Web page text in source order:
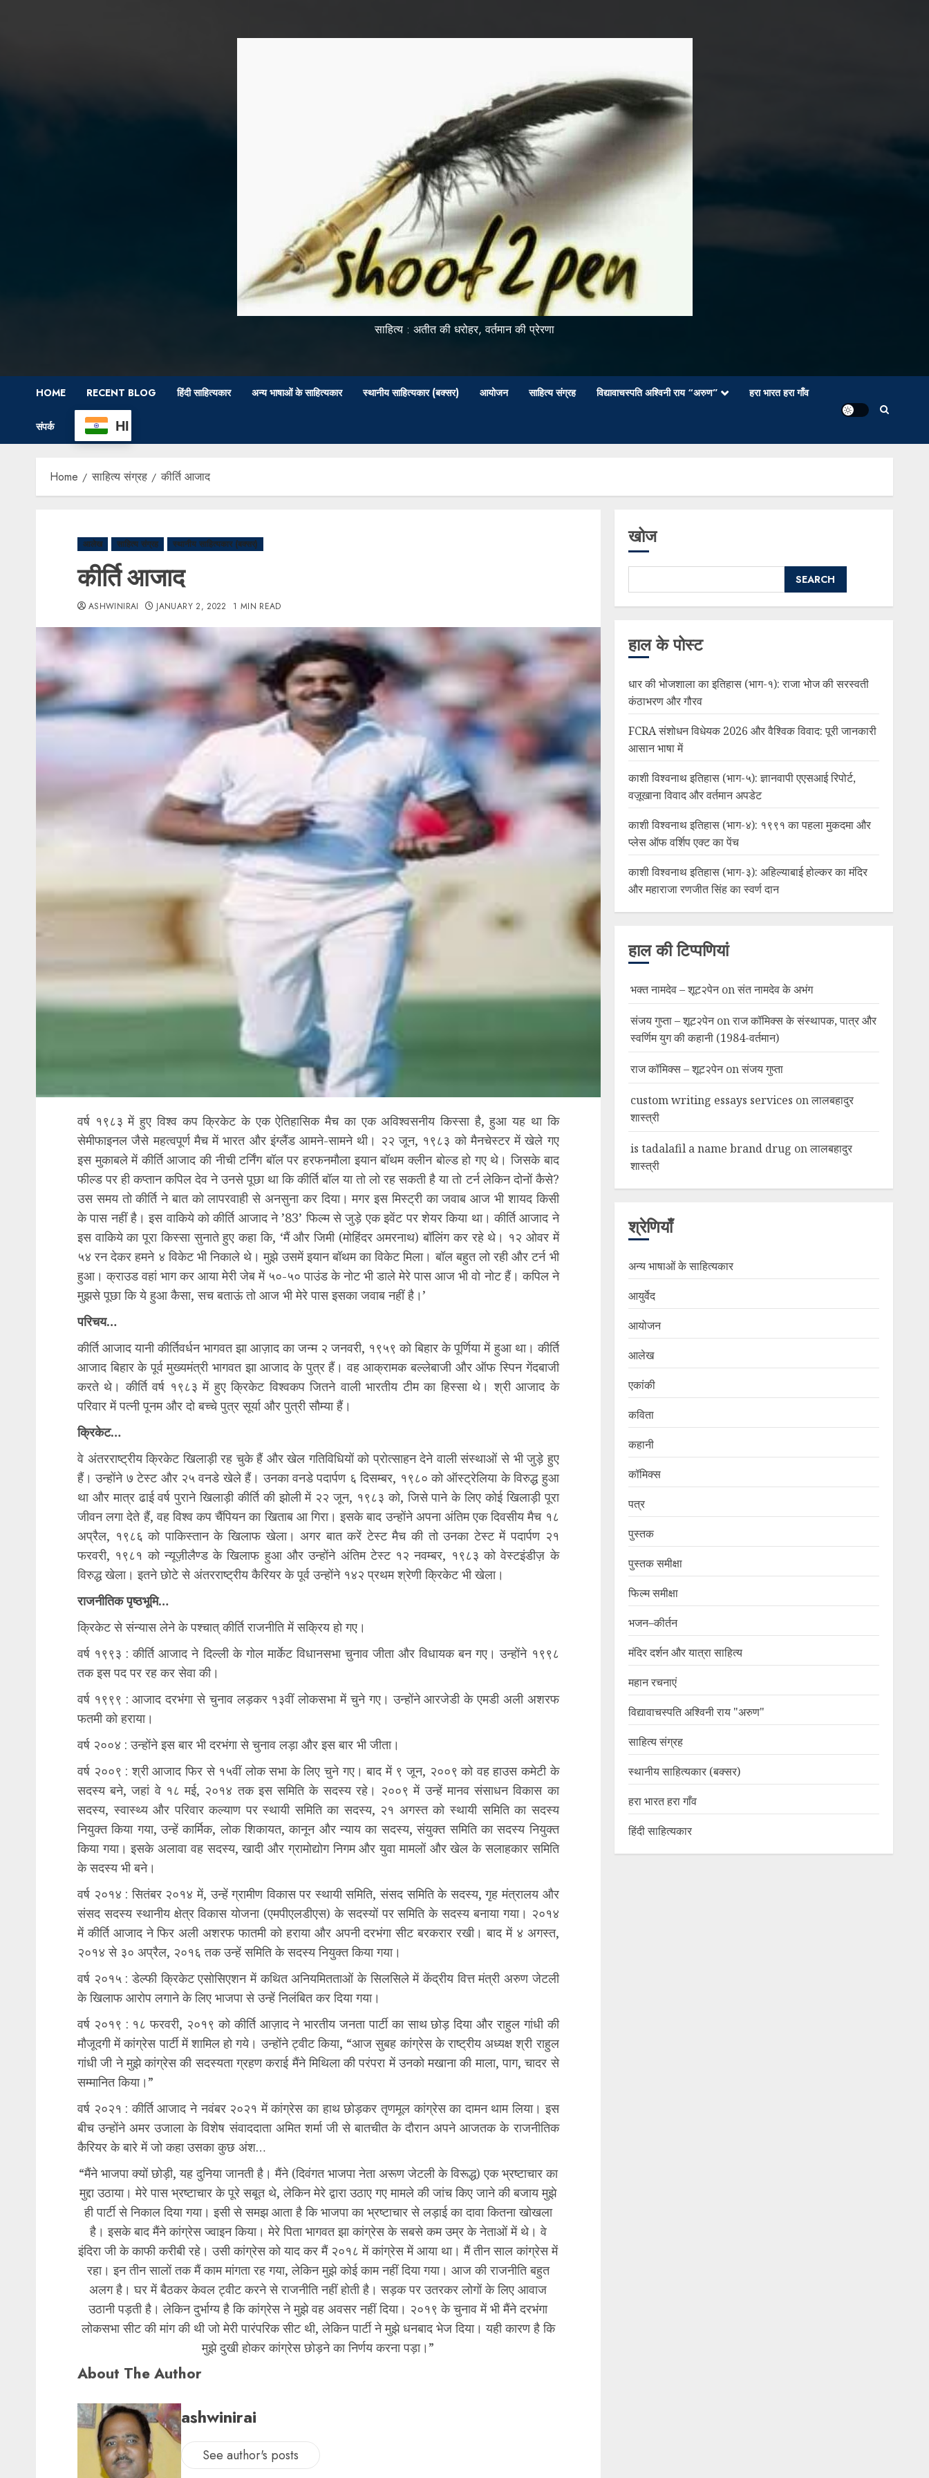
साहित्य : अतीत की धरोहर, वर्तमान की प्रेरणा
HOME RECENT BLOG हिंदी साहित्यकार अन्य भाषाओं के साहित्यकार स्थानीय साहित्यकार (बक्सर) आयोजन साहित्य संग्रह विद्यावाचस्पति अश्विनी राय “अरुण” हरा भारत हरा गाँव
संपर्क HI
Home साहित्य संग्रह कीर्ति आजाद
आलेख साहित्य संग्रह स्थानीय साहित्यकार (बक्सर)
कीर्ति आजाद
ASHWINIRAI JANUARY 2, 2022 1 MIN READ
वर्ष १९८३ में हुए विश्व कप क्रिकेट के एक ऐतिहासिक मैच का एक अविश्वसनीय किस्सा है, हुआ यह था कि
सेमीफाइनल जैसे महत्वपूर्ण मैच में भारत और इंग्लैंड आमने-सामने थी। २२ जून, १९८३ को मैनचेस्टर में खेले गए
इस मुकाबले में कीर्ति आजाद की नीची टर्निंग बॉल पर हरफनमौला इयान बॉथम क्लीन बोल्ड हो गए थे। जिसके बाद
फील्ड पर ही कप्तान कपिल देव ने उनसे पूछा था कि कीर्ति बॉल या तो लो रह सकती है या तो टर्न लेकिन दोनों कैसे?
उस समय तो कीर्ति ने बात को लापरवाही से अनसुना कर दिया। मगर इस मिस्ट्री का जवाब आज भी शायद किसी
के पास नहीं है। इस वाकिये को कीर्ति आजाद ने ’83’ फिल्म से जुड़े एक इवेंट पर शेयर किया था। कीर्ति आजाद ने
इस वाकिये का पूरा किस्सा सुनाते हुए कहा कि, ‘मैं और जिमी (मोहिंदर अमरनाथ) बॉलिंग कर रहे थे। १२ ओवर में
५४ रन देकर हमने ४ विकेट भी निकाले थे। मुझे उसमें इयान बॉथम का विकेट मिला। बॉल बहुत लो रही और टर्न भी
हुआ। क्राउड वहां भाग कर आया मेरी जेब में ५०-५० पाउंड के नोट भी डाले मेरे पास आज भी वो नोट हैं। कपिल ने
मुझसे पूछा कि ये हुआ कैसा, सच बताऊं तो आज भी मेरे पास इसका जवाब नहीं है।’
परिचय…
कीर्ति आजाद यानी कीर्तिवर्धन भागवत झा आज़ाद का जन्म २ जनवरी, १९५९ को बिहार के पूर्णिया में हुआ था। कीर्ति
आजाद बिहार के पूर्व मुख्यमंत्री भागवत झा आजाद के पुत्र हैं। वह आक्रामक बल्लेबाजी और ऑफ स्पिन गेंदबाजी
करते थे। कीर्ति वर्ष १९८३ में हुए क्रिकेट विश्वकप जितने वाली भारतीय टीम का हिस्सा थे। श्री आजाद के
परिवार में पत्‍नी पूनम और दो बच्‍चे पुत्र सूर्या और पुत्री सौम्‍या हैं।
क्रिकेट…
वे अंतरराष्‍ट्रीय क्रिकेट खिलाड़ी रह चुके हैं और खेल गतिविधियों को प्रोत्‍साहन देने वाली संस्‍थाओं से भी जुड़े हुए
हैं। उन्होंने ७ टेस्ट और २५ वनडे खेले हैं। उनका वनडे पदार्पण ६ दिसम्बर, १९८० को ऑस्ट्रेलिया के विरुद्ध हुआ
था और मात्र ढाई वर्ष पुराने खिलाड़ी कीर्ति की झोली में २२ जून, १९८३ को, जिसे पाने के लिए कोई खिलाड़ी पूरा
जीवन लगा देते हैं, वह विश्व कप चैंपियन का खिताब आ गिरा। इसके बाद उन्होंने अपना अंतिम एक दिवसीय मैच १८
अप्रैल, १९८६ को पाकिस्तान के खिलाफ खेला। अगर बात करें टेस्ट मैच की तो उनका टेस्ट में पदार्पण २१
फरवरी, १९८१ को न्यूज़ीलैण्ड के खिलाफ हुआ और उन्होंने अंतिम टेस्ट १२ नवम्बर, १९८३ को वेस्टइंडीज़ के
विरुद्ध खेला। इतने छोटे से अंतरराष्‍ट्रीय कैरियर के पूर्व उन्होंने १४२ प्रथम श्रेणी क्रिकेट भी खेला।
राजनीतिक पृष्ठभूमि…
क्रिकेट से संन्यास लेने के पश्चात् कीर्ति राजनीति में सक्रिय हो गए।
वर्ष १९९३ : कीर्ति आजाद ने दिल्ली के गोल मार्केट विधानसभा चुनाव जीता और विधायक बन गए। उन्होंने १९९८
तक इस पद पर रह कर सेवा की।
वर्ष १९९९ : आजाद दरभंगा से चुनाव लड़कर १३वीं लोकसभा में चुने गए। उन्होंने आरजेडी के एमडी अली अशरफ
फतमी को हराया।
वर्ष २००४ : उन्होंने इस बार भी दरभंगा से चुनाव लड़ा और इस बार भी जीता।
वर्ष २००९ : श्री आजाद फिर से १५वीं लोक सभा के लिए चुने गए। बाद में ९ जून, २००९ को वह हाउस कमेटी के
सदस्य बने, जहां वे १८ मई, २०१४ तक इस समिति के सदस्य रहे। २००९ में उन्हें मानव संसाधन विकास का
सदस्य, स्वास्थ्य और परिवार कल्याण पर स्थायी समिति का सदस्य, २१ अगस्त को स्थायी समिति का सदस्य
नियुक्त किया गया, उन्हें कार्मिक, लोक शिकायत, कानून और न्याय का सदस्य, संयुक्त समिति का सदस्य नियुक्त
किया गया। इसके अलावा वह सदस्य, खादी और ग्रामोद्योग निगम और युवा मामलों और खेल के सलाहकार समिति
के सदस्य भी बने।
वर्ष २०१४ : सितंबर २०१४ में, उन्हें ग्रामीण विकास पर स्थायी समिति, संसद समिति के सदस्य, गृह मंत्रालय और
संसद सदस्य स्थानीय क्षेत्र विकास योजना (एमपीएलडीएस) के सदस्यों पर समिति के सदस्य बनाया गया। २०१४
में कीर्ति आजाद ने फिर अली अशरफ फातमी को हराया और अपनी दरभंगा सीट बरकरार रखी। बाद में ४ अगस्त,
२०१४ से ३० अप्रैल, २०१६ तक उन्हें समिति के सदस्य नियुक्त किया गया।
वर्ष २०१५ : डेल्फी क्रिकेट एसोसिएशन में कथित अनियमितताओं के सिलसिले में केंद्रीय वित्त मंत्री अरुण जेटली
के खिलाफ आरोप लगाने के लिए भाजपा से उन्हें निलंबित कर दिया गया।
वर्ष २०१९ : १८ फरवरी, २०१९ को कीर्ति आज़ाद ने भारतीय जनता पार्टी का साथ छोड़ दिया और राहुल गांधी की
मौजूदगी में कांग्रेस पार्टी में शामिल हो गये। उन्‍होंने ट्वीट किया, “आज सुबह कांग्रेस के राष्ट्रीय अध्यक्ष श्री राहुल
गांधी जी ने मुझे कांग्रेस की सदस्यता ग्रहण कराई मैंने मिथिला की परंपरा में उनको मखाना की माला, पाग, चादर से
सम्मानित किया।”
वर्ष २०२१ : कीर्ति आजाद ने नवंबर २०२१ में कांग्रेस का हाथ छोड़कर तृणमूल कांग्रेस का दामन थाम लिया। इस
बीच उन्होंने अमर उजाला के विशेष संवाददाता अमित शर्मा जी से बातचीत के दौरान अपने आजतक के राजनीतिक
कैरियर के बारे में जो कहा उसका कुछ अंश…
“मैंने भाजपा क्यों छोड़ी, यह दुनिया जानती है। मैंने (दिवंगत भाजपा नेता अरूण जेटली के विरूद्ध) एक भ्रष्टाचार का
मुद्दा उठाया। मेरे पास भ्रष्टाचार के पूरे सबूत थे, लेकिन मेरे द्वारा उठाए गए मामले की जांच किए जाने की बजाय मुझे
ही पार्टी से निकाल दिया गया। इसी से समझ आता है कि भाजपा का भ्रष्टाचार से लड़ाई का दावा कितना खोखला
है। इसके बाद मैंने कांग्रेस ज्वाइन किया। मेरे पिता भागवत झा कांग्रेस के सबसे कम उम्र के नेताओं में थे। वे
इंदिरा जी के काफी करीबी रहे। उसी कांग्रेस को याद कर मैं २०१८ में कांग्रेस में आया था। मैं तीन साल कांग्रेस में
रहा। इन तीन सालों तक मैं काम मांगता रह गया, लेकिन मुझे कोई काम नहीं दिया गया। आज की राजनीति बहुत
अलग है। घर में बैठकर केवल ट्वीट करने से राजनीति नहीं होती है। सड़क पर उतरकर लोगों के लिए आवाज
उठानी पड़ती है। लेकिन दुर्भाग्य है कि कांग्रेस ने मुझे वह अवसर नहीं दिया। २०१९ के चुनाव में भी मैंने दरभंगा
लोकसभा सीट की मांग की थी जो मेरी पारंपरिक सीट थी, लेकिन पार्टी ने मुझे धनबाद भेज दिया। यही कारण है कि
मुझे दुखी होकर कांग्रेस छोड़ने का निर्णय करना पड़ा।”
About The Author
ashwinirai
See author's posts
खोज
SEARCH
हाल के पोस्ट
धार की भोजशाला का इतिहास (भाग-१): राजा भोज की सरस्वती
कंठाभरण और गौरव
FCRA संशोधन विधेयक 2026 और वैश्विक विवाद: पूरी जानकारी
आसान भाषा में
काशी विश्वनाथ इतिहास (भाग-५): ज्ञानवापी एएसआई रिपोर्ट,
वज़ूखाना विवाद और वर्तमान अपडेट
काशी विश्वनाथ इतिहास (भाग-४): १९९१ का पहला मुकदमा और
प्लेस ऑफ वर्शिप एक्ट का पेंच
काशी विश्वनाथ इतिहास (भाग-३): अहिल्याबाई होल्कर का मंदिर
और महाराजा रणजीत सिंह का स्वर्ण दान
हाल की टिप्पणियां
भक्त नामदेव – शूट२पेनonसंत नामदेव के अभंग
संजय गुप्ता – शूट२पेनonराज कॉमिक्स के संस्थापक, पात्र और
स्वर्णिम युग की कहानी (1984-वर्तमान)
राज कॉमिक्स – शूट२पेनonसंजय गुप्ता
custom writing essays services onलालबहादुर
शास्त्री
is tadalafil a name brand drug onलालबहादुर
शास्त्री
श्रेणियाँ
अन्य भाषाओं के साहित्यकार
आयुर्वेद
आयोजन
आलेख
एकांकी
कविता
कहानी
कॉमिक्स
पत्र
पुस्तक
पुस्तक समीक्षा
फिल्म समीक्षा
भजन–कीर्तन
मंदिर दर्शन और यात्रा साहित्य
महान रचनाएं
विद्यावाचस्पति अश्विनी राय "अरुण"
साहित्य संग्रह
स्थानीय साहित्यकार (बक्सर)
हरा भारत हरा गाँव
हिंदी साहित्यकार